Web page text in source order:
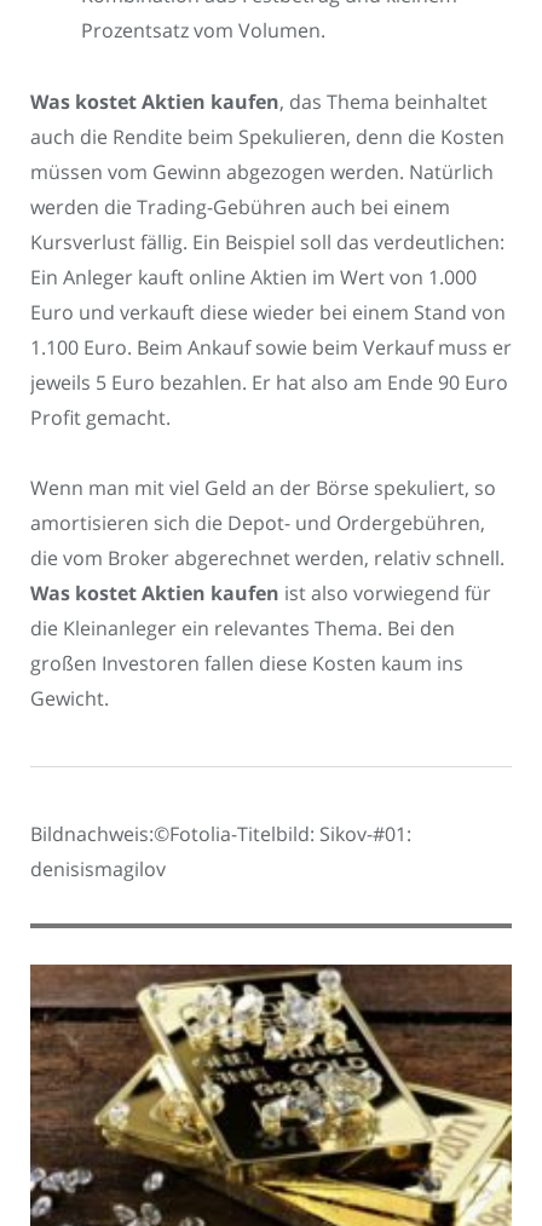
Prozentsatz vom Volumen.
Was kostet Aktien kaufen, das Thema beinhaltet
auch die Rendite beim Spekulieren, denn die Kosten
müssen vom Gewinn abgezogen werden. Natürlich
werden die Trading-Gebühren auch bei einem
Kursverlust fällig. Ein Beispiel soll das verdeutlichen:
Ein Anleger kauft online Aktien im Wert von 1.000
Euro und verkauft diese wieder bei einem Stand von
1.100 Euro. Beim Ankauf sowie beim Verkauf muss er
jeweils 5 Euro bezahlen. Er hat also am Ende 90 Euro
Profit gemacht.
Wenn man mit viel Geld an der Börse spekuliert, so
amortisieren sich die Depot- und Ordergebühren,
die vom Broker abgerechnet werden, relativ schnell.
Was kostet Aktien kaufen ist also vorwiegend für
die Kleinanleger ein relevantes Thema. Bei den
großen Investoren fallen diese Kosten kaum ins
Gewicht.
Bildnachweis:©Fotolia-Titelbild: Sikov-#01:
denisismagilov